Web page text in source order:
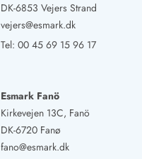
DK-6853 Vejers Strand
vejers@esmark.dk
Tel: 00 45 69 15 96 17
Esmark Fanö
Kirkevejen 13C, Fanö
DK-6720 Fanø
fano@esmark.dk